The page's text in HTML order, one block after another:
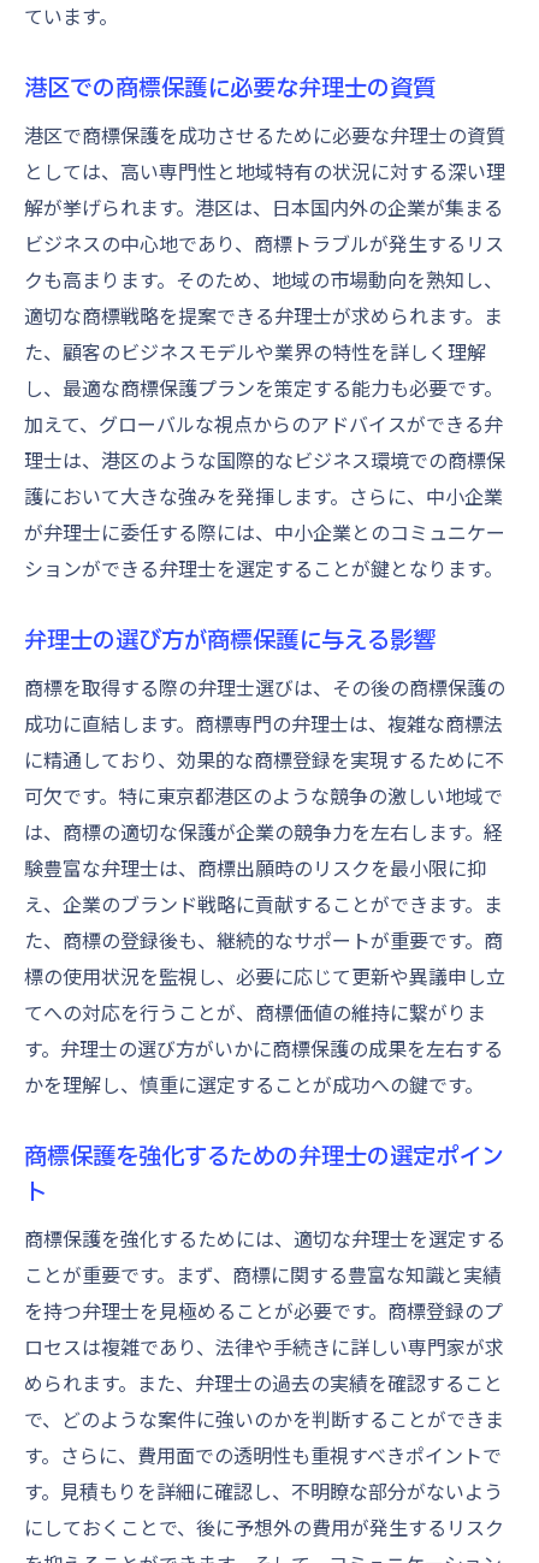
ています。
港区での商標保護に必要な弁理士の資質
港区で商標保護を成功させるために必要な弁理士の資質
としては、高い専門性と地域特有の状況に対する深い理
解が挙げられます。港区は、日本国内外の企業が集まる
ビジネスの中心地であり、商標トラブルが発生するリス
クも高まります。そのため、地域の市場動向を熟知し、
適切な商標戦略を提案できる弁理士が求められます。ま
た、顧客のビジネスモデルや業界の特性を詳しく理解
し、最適な商標保護プランを策定する能力も必要です。
加えて、グローバルな視点からのアドバイスができる弁
理士は、港区のような国際的なビジネス環境での商標保
護において大きな強みを発揮します。さらに、中小企業
が弁理士に委任する際には、中小企業とのコミュニケー
ションができる弁理士を選定することが鍵となります。
弁理士の選び方が商標保護に与える影響
商標を取得する際の弁理士選びは、その後の商標保護の
成功に直結します。商標専門の弁理士は、複雑な商標法
に精通しており、効果的な商標登録を実現するために不
可欠です。特に東京都港区のような競争の激しい地域で
は、商標の適切な保護が企業の競争力を左右します。経
験豊富な弁理士は、商標出願時のリスクを最小限に抑
え、企業のブランド戦略に貢献することができます。ま
た、商標の登録後も、継続的なサポートが重要です。商
標の使用状況を監視し、必要に応じて更新や異議申し立
てへの対応を行うことが、商標価値の維持に繋がりま
す。弁理士の選び方がいかに商標保護の成果を左右する
かを理解し、慎重に選定することが成功への鍵です。
商標保護を強化するための弁理士の選定ポイン
ト
商標保護を強化するためには、適切な弁理士を選定する
ことが重要です。まず、商標に関する豊富な知識と実績
を持つ弁理士を見極めることが必要です。商標登録のプ
ロセスは複雑であり、法律や手続きに詳しい専門家が求
められます。また、弁理士の過去の実績を確認すること
で、どのような案件に強いのかを判断することができま
す。さらに、費用面での透明性も重視すべきポイントで
す。見積もりを詳細に確認し、不明瞭な部分がないよう
にしておくことで、後に予想外の費用が発生するリスク